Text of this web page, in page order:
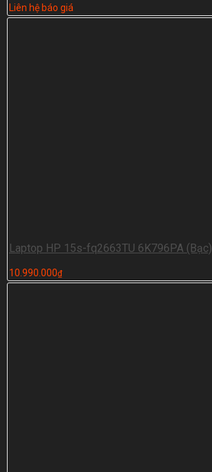
Liên hệ báo giá
Laptop HP 15s-fq2663TU 6K796PA (Bạc)
10.990.000₫